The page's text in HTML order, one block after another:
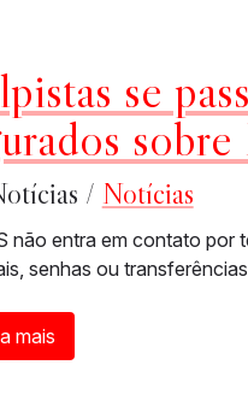
se
/ Notícias
não entra em contato por
senhas ou
mais